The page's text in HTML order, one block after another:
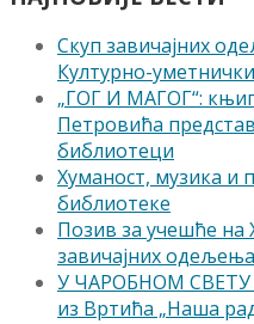
Скуп завичајних
Културно-
„ГОГ И МАГОГ“:
Петровића
библиотеци
Хуманост, музика и
библиотеке
Позив за учешће на
завичајних одељења
У ЧАРОБНОМ СВЕТУ
из Вртића „Наша